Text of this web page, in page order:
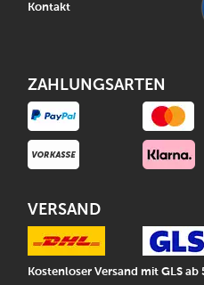
Kontakt
ZAHLUNGSARTEN
VERSAND
Kostenloser Versand mit GLS